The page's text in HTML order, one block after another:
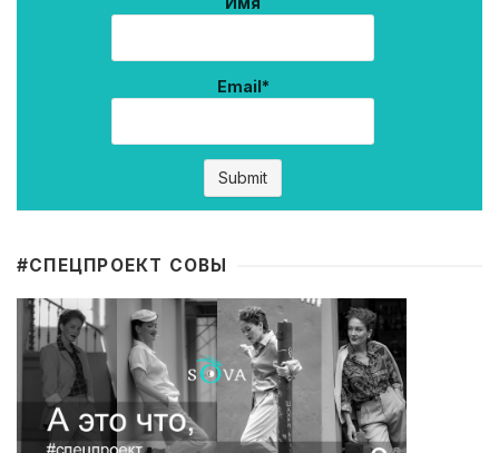
Email*
#CПЕЦПРОЕКТ СОВЫ